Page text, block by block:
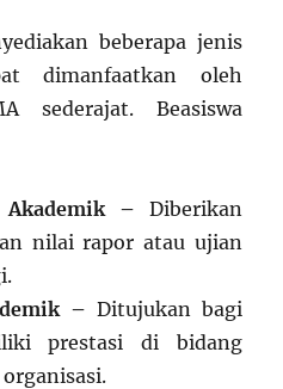
beberapa jenis
dimanfaatkan oleh
sederajat. Beasiswa
Akademik – Diberikan
nilai rapor atau ujian
– Ditujukan bagi
prestasi di bidang